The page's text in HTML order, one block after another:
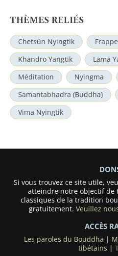
THÈMES RELIÉS
Chetsün Nyingtik
Khandro Yangtik
Lama
Méditation
Nyingma
Samantabhadra (Buddha)
Vima Nyingtik
Si vous trouvez ce site utile,
atteindre notre objectif
classiques de la tradition
gratuitement. Veuillez
ACCÈS
Les paroles du Bouddha |
tibétains |